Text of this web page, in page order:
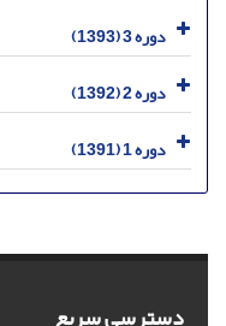
دوره 3 (1393)
دوره 2 (1392)
دوره 1 (1391)